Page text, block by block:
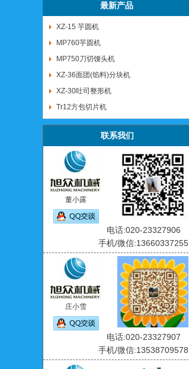
最新产品
XZ-15 芋圆机
MP760芋圆机
MP750刀切馒头机
XZ-36面团(馅料)分块机
XZ-30吐司整形机
Tr12方包切片机
联系我们
董小露
电话:020-23327906
手机/微信:13660337255
庄小雪
电话:020-23327907
手机/微信:13538709578